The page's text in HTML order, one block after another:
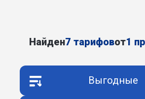
Найден7 тарифовот1
Выгодные